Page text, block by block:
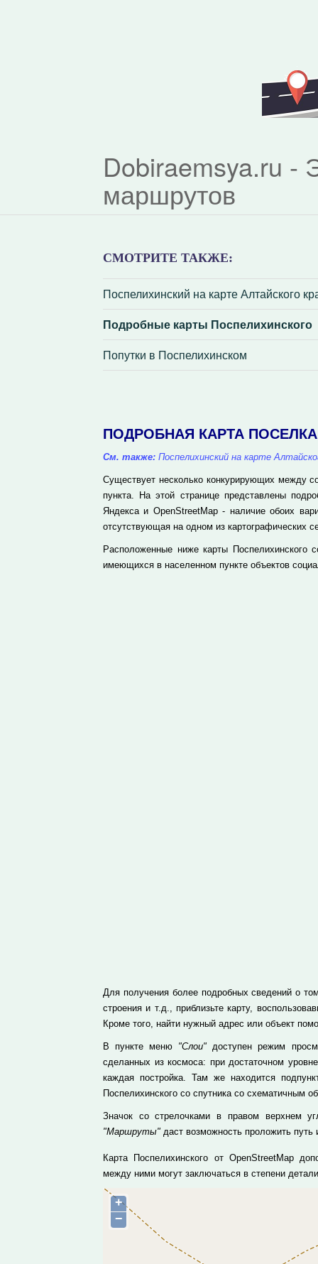
Dobiraemsya.ru -
маршрутов
СМОТРИТЕ ТАКЖЕ:
Поспелихинский на карте Алтайского
Подробные карты Поспелихинского
Попутки в Поспелихинском
ПОДРОБНАЯ КАРТА
См. также: Поспелихинский на карте
Существует несколько конкурирующих между
пункта. На этой странице представлены
Яндекса и OpenStreetMap - наличие обоих
отсутствующая на одном из картографических
Расположенные ниже карты Поспелихинского
имеющихся в населенном пункте объектов
Для получения более подробных сведений о
строения и т.д., приблизьте карту,
Кроме того, найти нужный адрес или объект
В пункте меню "Слои" доступен режим
сделанных из космоса: при достаточном
каждая постройка. Там же находится
Поспелихинского со спутника со схематичным
Значок со стрелочками в правом верхнем
"Маршруты" даст возможность проложить путь
Карта Поспелихинского от OpenStreetMap
между ними могут заключаться в степени
+
−